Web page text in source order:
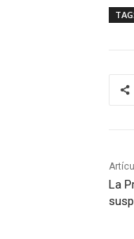
La